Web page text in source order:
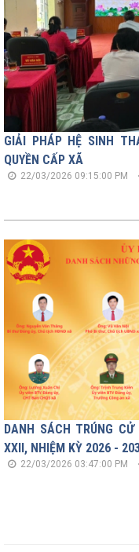
GIẢI PHÁP HỆ SINH
QUYỀN CẤP XÃ
22/03/2026 09:15:00 PM
DANH SÁCH TRÚNG
XXII, NHIỆM KỲ 2026 -
22/03/2026 03:47:00 PM